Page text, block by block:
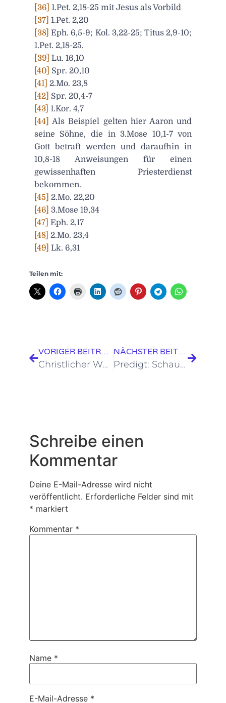
[36] 1.Pet. 2,18-25 mit Jesus als Vorbild
[37] 1.Pet. 2,20
[38] Eph. 6,5-9; Kol. 3,22-25; Titus 2,9-10;
1.Pet. 2,18-25.
[39] Lu. 16,10
[40]
Spr. 20,10
[41] 2.Mo. 23,8
[42]
Spr. 20,4-7
[43] 1.Kor. 4,7
[44]
Als Beispiel gelten hier Aaron und
seine Söhne, die in 3.Mose 10,1-7 von
Gott betraft werden und daraufhin in
10,8-18 Anweisungen für einen
gewissenhaften Priesterdienst
bekommen.
[45]
2.Mo. 22,20
[46]
3.Mose 19,34
[47] Eph. 2,17
[48] 2.Mo. 23,4
[49] Lk. 6,31
Teilen mit:
VORIGER BEITRAG
Christlicher Wallpaper: Epheser 1,13
NÄCHSTER BEITRAG
Predigt: Schau auf Jesus!
Schreibe einen
Kommentar
Deine E-Mail-Adresse wird nicht
veröffentlicht. Erforderliche Felder sind mit
* markiert
Kommentar *
Name *
E-Mail-Adresse *